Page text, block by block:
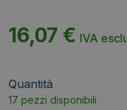
16,07 € IVA
Quantità
17 pezzi disponibili